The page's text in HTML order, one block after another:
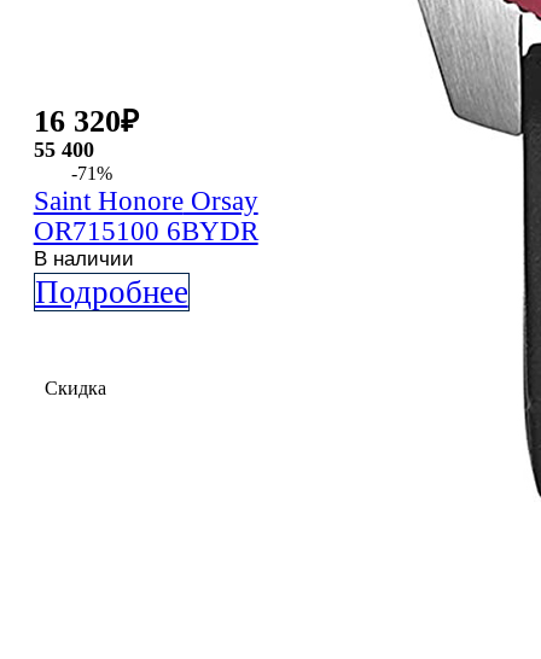
16 320₽
55 400
-71%
Saint HonoreOrsay
OR715100 6BYDR
В наличии
Подробнее
Скидка